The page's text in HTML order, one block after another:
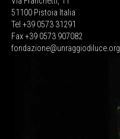
51100 Pistoia Italia
Tel +39 0573 31291
Fax +39 0573 907082
fondazione@unraggiodiluce.org